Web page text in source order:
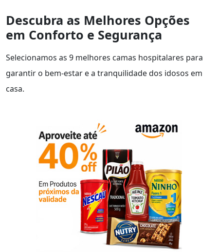
Descubra as Melhores Opções
em Conforto e Segurança
Selecionamos as 9 melhores camas hospitalares para
garantir o bem-estar e a tranquilidade dos idosos em
casa.